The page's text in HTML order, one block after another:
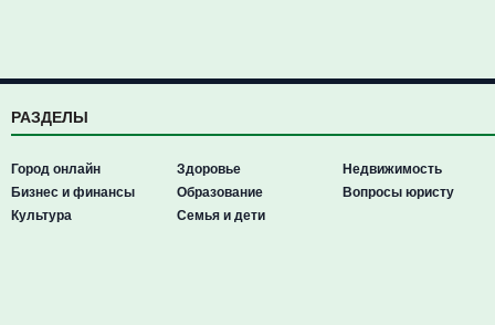
РАЗДЕЛЫ
Город онлайн
Бизнес и финансы
Культура
Здоровье
Образование
Семья и дети
Недвижимость
Вопросы юристу